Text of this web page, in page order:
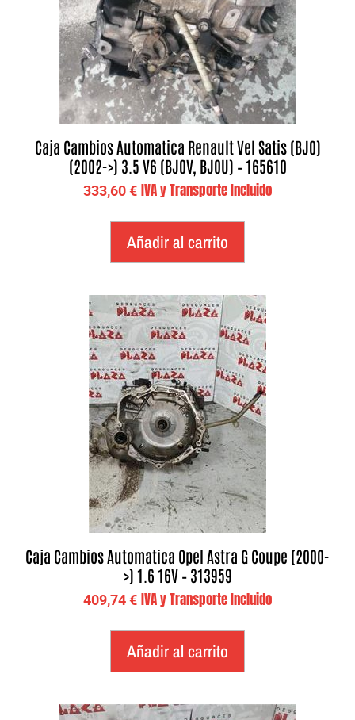
Caja Cambios Automatica Renault Vel Satis (BJ0)
(2002->) 3.5 V6 (BJ0V, BJ0U) – 165610
333,60€ IVA y Transporte Incluido
Añadir al carrito
Caja Cambios Automatica Opel Astra G Coupe (2000-
>) 1.6 16V – 313959
409,74€ IVA y Transporte Incluido
Añadir al carrito